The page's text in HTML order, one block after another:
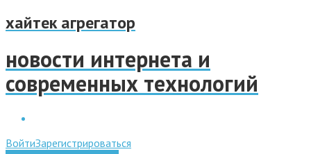
хайтек агрегатор
новости интернета и
современных технологий
ВойтиЗарегистрироваться